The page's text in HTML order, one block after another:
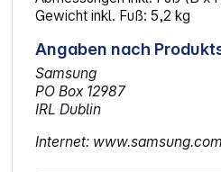
Gewicht inkl. Fuß: 5,2 kg
Angaben nach
Samsung
PO Box 12987
IRL Dublin
Internet: www.samsung.com